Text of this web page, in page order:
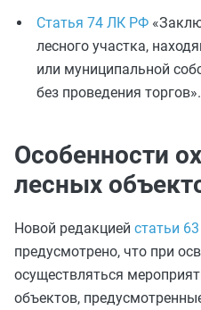
Статья 74 ЛК РФ
лесного участка,
или муниципальной
без проведения торгов».
Особенности
лесных
Новой редакцией статьи
предусмотрено, что при
осуществляться
объектов,